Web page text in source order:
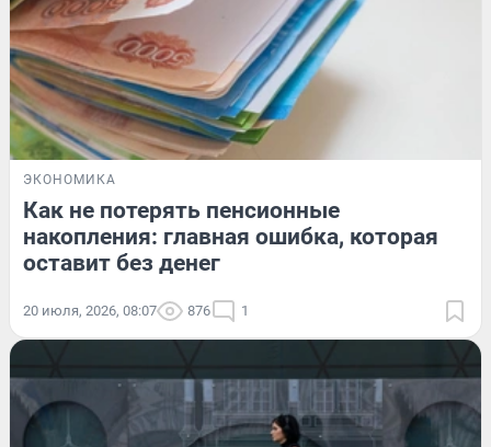
ЭКОНОМИКА
Как не потерять пенсионные
накопления: главная ошибка, которая
оставит без денег
20 июля, 2026, 08:07 876 1